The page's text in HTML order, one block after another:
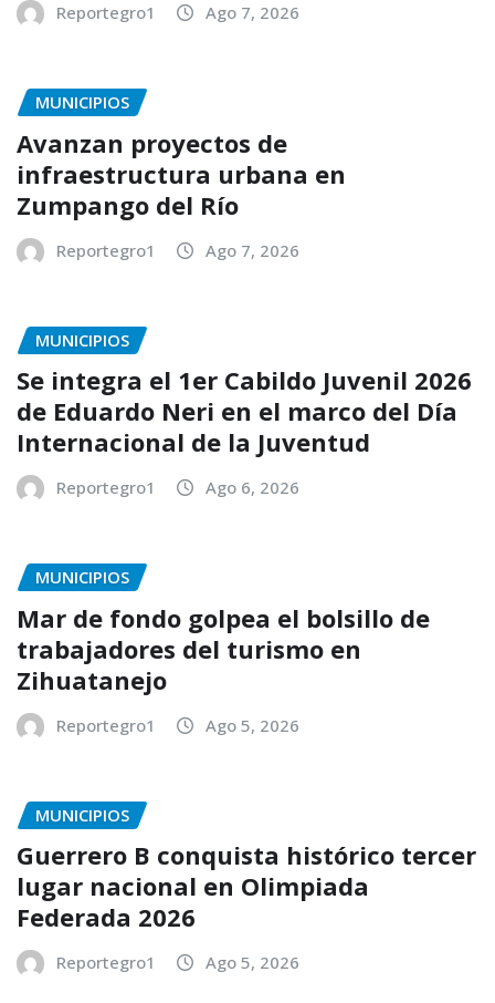
Reportegro1 Ago 7, 2026
MUNICIPIOS
Avanzan proyectos de
infraestructura urbana en
Zumpango del Río
Reportegro1 Ago 7, 2026
MUNICIPIOS
Se integra el 1er Cabildo Juvenil 2026
de Eduardo Neri en el marco del Día
Internacional de la Juventud
Reportegro1 Ago 6, 2026
MUNICIPIOS
Mar de fondo golpea el bolsillo de
trabajadores del turismo en
Zihuatanejo
Reportegro1 Ago 5, 2026
MUNICIPIOS
Guerrero B conquista histórico tercer
lugar nacional en Olimpiada
Federada 2026
Reportegro1 Ago 5, 2026